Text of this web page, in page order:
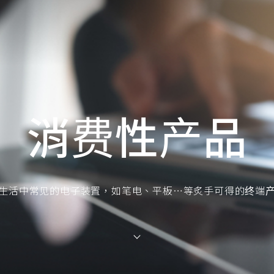
消费性产品
活中常见的电子装置，如笔电、平板…等炙手可得的终端